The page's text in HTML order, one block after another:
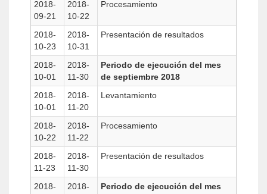
2018-
09-21
2018-
10-22
Procesamiento
2018-
10-23
2018-
10-31
Presentación de resultados
2018-
10-01
2018-
11-30
Periodo de ejecución del mes
de septiembre 2018
2018-
10-01
2018-
11-20
Levantamiento
2018-
10-22
2018-
11-22
Procesamiento
2018-
11-23
2018-
11-30
Presentación de resultados
2018-
2018-
Periodo de ejecución del mes